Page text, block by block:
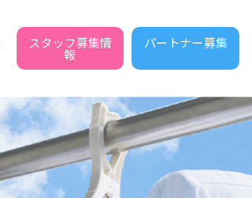
スタッフ募集情
報
パートナー募集